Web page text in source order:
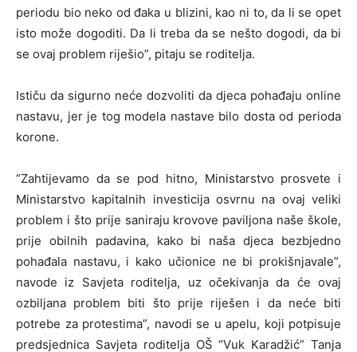
periodu bio neko od đaka u blizini, kao ni to, da li se opet
isto može dogoditi. Da li treba da se nešto dogodi, da bi
se ovaj problem riješio”, pitaju se roditelja.
Ističu da sigurno neće dozvoliti da djeca pohađaju online
nastavu, jer je tog modela nastave bilo dosta od perioda
korone.
“Zahtijevamo da se pod hitno, Ministarstvo prosvete i
Ministarstvo kapitalnih investicija osvrnu na ovaj veliki
problem i što prije saniraju krovove paviljona naše škole,
prije obilnih padavina, kako bi naša djeca bezbjedno
pohađala nastavu, i kako učionice ne bi prokišnjavale”,
navode iz Savjeta roditelja, uz očekivanja da će ovaj
ozbiljana problem biti što prije riješen i da neće biti
potrebe za protestima”, navodi se u apelu, koji potpisuje
predsjednica Savjeta roditelja OŠ “Vuk Karadžić” Tanja